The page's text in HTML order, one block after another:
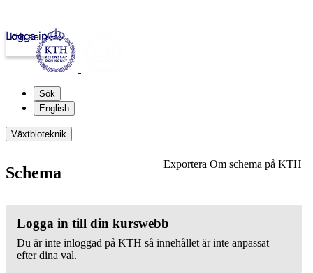
kth.se
Logga in
Sök
English
Växtbioteknik
Schema Exportera Om schema på KTH
Logga in till din kurswebb
Du är inte inloggad på KTH så innehållet är inte anpassat
efter dina val.